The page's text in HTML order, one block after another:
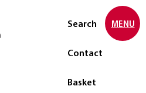
Search
Contact
Basket
MENU